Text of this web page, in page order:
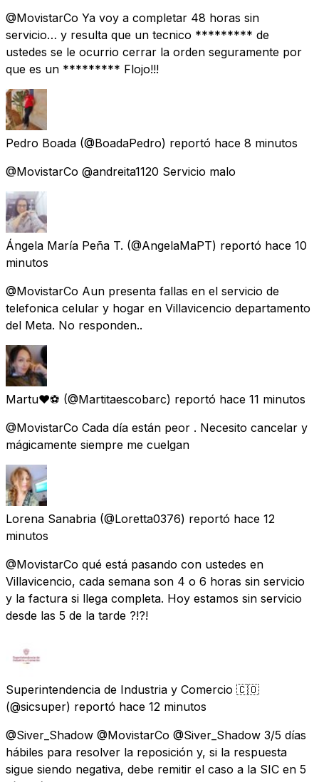
@MovistarCo Ya voy a completar 48 horas sin
servicio… y resulta que un tecnico ********* de
ustedes se le ocurrio cerrar la orden seguramente por
que es un ********* Flojo!!!
Pedro Boada (@BoadaPedro) reportó hace 8 minutos
@MovistarCo @andreita1120 Servicio malo
Ángela María Peña T. (@AngelaMaPT) reportó hace 10
minutos
@MovistarCo Aun presenta fallas en el servicio de
telefonica celular y hogar en Villavicencio departamento
del Meta. No responden..
Martu♥️⚽ (@Martitaescobarc) reportó hace 11 minutos
@MovistarCo Cada día están peor . Necesito cancelar y
mágicamente siempre me cuelgan
Lorena Sanabria (@Loretta0376) reportó hace 12
minutos
@MovistarCo qué está pasando con ustedes en
Villavicencio, cada semana son 4 o 6 horas sin servicio
y la factura si llega completa. Hoy estamos sin servicio
desde las 5 de la tarde ?!?!
Superintendencia de Industria y Comercio 🇨🇴
(@sicsuper) reportó hace 12 minutos
@Siver_Shadow @MovistarCo @Siver_Shadow 3/5 días
hábiles para resolver la reposición y, si la respuesta
sigue siendo negativa, debe remitir el caso a la SIC en 5